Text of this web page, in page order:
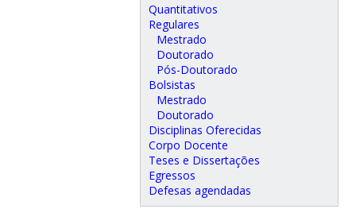
Quantitativos
Regulares
Mestrado
Doutorado
Pós-Doutorado
Bolsistas
Mestrado
Doutorado
Disciplinas Oferecidas
Corpo Docente
Teses e Dissertações
Egressos
Defesas agendadas